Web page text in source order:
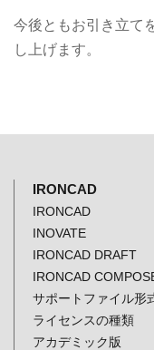
今後ともお引き立て
し上げます。
IRONCAD
IRONCAD
INOVATE
IRONCAD DRAFT
IRONCAD
サポートファイル形
ライセンスの種類
アカデミック版